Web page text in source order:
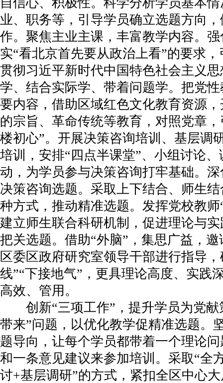
业、职务等，引导学员确立选题方向
作。聚焦主业主课，丰富教学内容。
实“看北京首先要从政治上看”的要求
贯彻习近平新时代中国特色社会主义
学、结合实际学、带着问题学。把党
要内容，借助区域红色文化教育资源
的宗旨、革命传统等教育，对照党章
楼初心”。开展决策咨询培训、基层调
培训，安排“四点半课堂”、小组讨论
动，为学员参与决策咨询打牢基础。
决策咨询选题。采取上下结合、师生
种方式，推动精准选题。发挥党校教
建立师生联合科研机制，促进理论与
把关选题。借助“外脑”，集思广益，
区委区政府研究室领导干部进行指导
线”“下接地气”，更具理论高度、实践
高效、管用。
创新“三项工作”，提升学员为党献
带来”问题，以优化教学促精准选题。
题导向，让每个学员都带着一个理论
和一条意见建议来参加培训。采取“全
讨+基层调研”的方式，紧扣全区中心